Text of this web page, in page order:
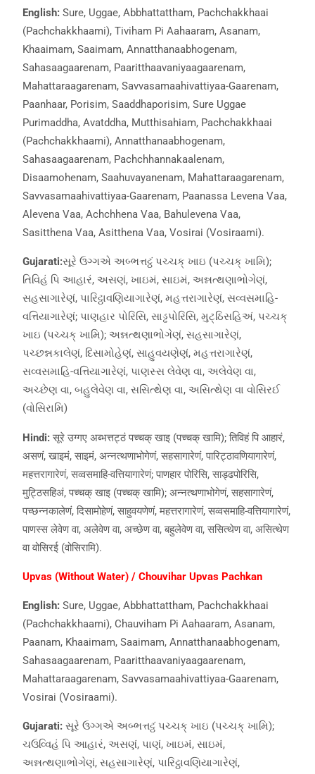
English: Sure, Uggae, Abbhattattham, Pachchakkhaai
(Pachchakkhaami), Tiviham Pi Aahaaram, Asanam,
Khaaimam, Saaimam, Annatthanaabhogenam,
Sahasaagaarenam, Paaritthaavaniyaagaarenam,
Mahattaraagarenam, Savvasamaahivattiyaa-Gaarenam,
Paanhaar, Porisim, Saaddhaporisim, Sure Uggae
Purimaddha, Avatddha, Mutthisahiam, Pachchakkhaai
(Pachchakkhaami), Annatthanaabhogenam,
Sahasaagaarenam, Pachchhannakaalenam,
Disaamohenam, Saahuvayanenam, Mahattaraagarenam,
Savvasamaahivattiyaa-Gaarenam, Paanassa Levena Vaa,
Alevena Vaa, Achchhena Vaa, Bahulevena Vaa,
Sasitthena Vaa, Asitthena Vaa, Vosirai (Vosiraami).
Gujarati:સૂરે ઉગ્ગએ અબ્ભત્તટ્ઠં પચ્ચક્ ખાઇ (પચ્ચક્ ખામિ);
તિવિહં પિ આહારં, અસણં, ખાઇમં, સાઇમં, અન્નત્થણાભોગેણં,
સહસાગારેણં, પારિટ્ઠાવણિયાગારેણં, મહત્તરાગારેણં, સવ્વસમાહિ-
વત્તિયાગારેણં; પાણહાર પોરિસિ, સાડ્ઢપોરિસિ, મુટ્ઠિસહિઅં, પચ્ચક્
ખાઇ (પચ્ચક્ ખામિ); અન્નત્થણાભોગેણં, સહસાગારેણં,
પચ્છન્નકાલેણં, દિસામોહેણં, સાહુવયણેણં, મહત્તરાગારેણં,
સવ્વસમાહિ-વત્તિયાગારેણં, પાણસ્સ લેવેણ વા, અલેવેણ વા,
અચ્છેણ વા, બહુલેવેણ વા, સસિત્થેણ વા, અસિત્થેણ વા વોસિરઈ
(વોસિરામિ)
Hindi:सूरे उग्गए अब्भत्तट्ठं पच्चक् खाइ (पच्चक् खामि); तिविहं पि आहारं,
असणं, खाइमं, साइमं, अन्नत्थणाभोगेणं, सहसागारेणं, पारिट्ठावणियागारेणं,
महत्तरागारेणं, सव्वसमाहि-वत्तियागारेणं; पाणहार पोरिसि, साड्ढपोरिसि,
मुट्ठिसहिअं, पच्चक् खाइ (पच्चक् खामि); अन्नत्थणाभोगेणं, सहसागारेणं,
पच्छन्नकालेणं, दिसामोहेणं, साहुवयणेणं, महत्तरागारेणं, सव्वसमाहि-वत्तियागारेणं,
पाणस्स लेवेण वा, अलेवेण वा, अच्छेण वा, बहुलेवेण वा, ससित्थेण वा, असित्थेण
वा वोसिरई (वोसिरामि).
Upvas (Without Water) / Chouvihar Upvas Pachkan
English: Sure, Uggae, Abbhattattham, Pachchakkhaai
(Pachchakkhaami), Chauviham Pi Aahaaram, Asanam,
Paanam, Khaaimam, Saaimam, Annatthanaabhogenam,
Sahasaagaarenam, Paaritthaavaniyaagaarenam,
Mahattaraagarenam, Savvasamaahivattiyaa-Gaarenam,
Vosirai (Vosiraami).
Gujarati: સૂરે ઉગ્ગએ અબ્ભત્તટ્ઠં પચ્ચક્ ખાઇ (પચ્ચક્ ખામિ);
ચઉવ્વિહં પિ આહારં, અસણં, પાણં, ખાઇમં, સાઇમં,
અન્નત્થણાભોગેણં, સહસાગારેણં, પારિટ્ઠાવણિયાગારેણં,